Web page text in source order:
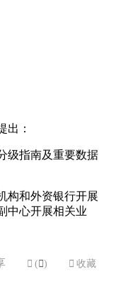
出：
级指南及重要数据
构和外资银行开展
中心开展相关业
 ( )  收藏